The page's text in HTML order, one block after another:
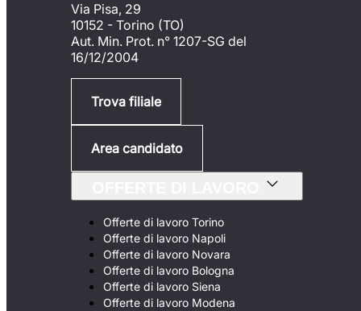
Via Pisa, 29
10152 - Torino (TO)
Aut. Min. Prot. n° 1207-SG del
16/12/2004
Trova filiale
Area candidato
Offerte di lavoro Torino
Offerte di lavoro Napoli
Offerte di lavoro Novara
Offerte di lavoro Bologna
Offerte di lavoro Siena
Offerte di lavoro Modena